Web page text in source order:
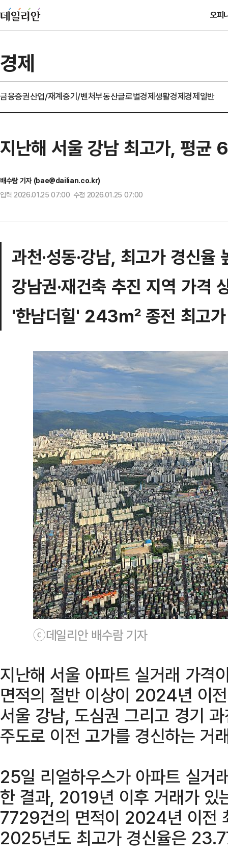
오피
경제
금융증권산업/재계중기/벤처부동산글로벌경제생활경제경제일반
지난해 서울 강남 최고가, 평
배수람 기자 (bae@dailian.co.kr)
입력 2026.01.25 07:00 수정 2026.01.25 07:00
과천·성동·강남, 최고가 경신율
강남권·재건축 추진 지역 가격
'한남더힐' 243㎡ 종전 최고
ⓒ데일리안 배수람 기자
지난해 서울 아파트 실거래 가격
면적의 절반 이상이 2024년 이
서울 강남, 도심권 그리고 경기
주도로 이전 고가를 경신하는 거
25일 리얼하우스가 아파트 실거
한 결과, 2019년 이후 거래가
7729건의 면적이 2024년 이전
2025년도 최고가 경신율은